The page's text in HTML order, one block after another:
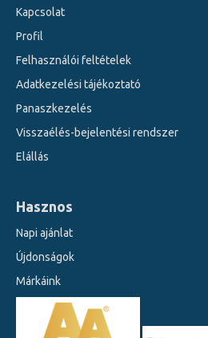
Kapcsolat
Profil
Felhasználói feltételek
Adatkezelési tájékoztató
Panaszkezelés
Visszaélés-bejelentési rendszer
Elállás
Hasznos
Napi ajánlat
Újdonságok
Márkáink